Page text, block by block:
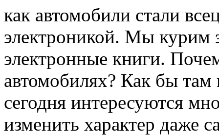
как автомобили стали
электроникой. Мы курим
электронные книги.
автомобилях? Как бы
сегодня интересуются
изменить характер даже